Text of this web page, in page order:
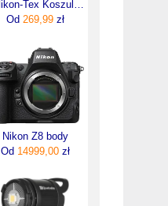
Od 269,99zł
Nikon Z8 body
Od 14999,00zł